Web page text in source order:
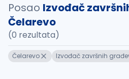
Posao Izvođač
Čelarevo
(0 rezultata)
Čelarevo Izvođač završnih